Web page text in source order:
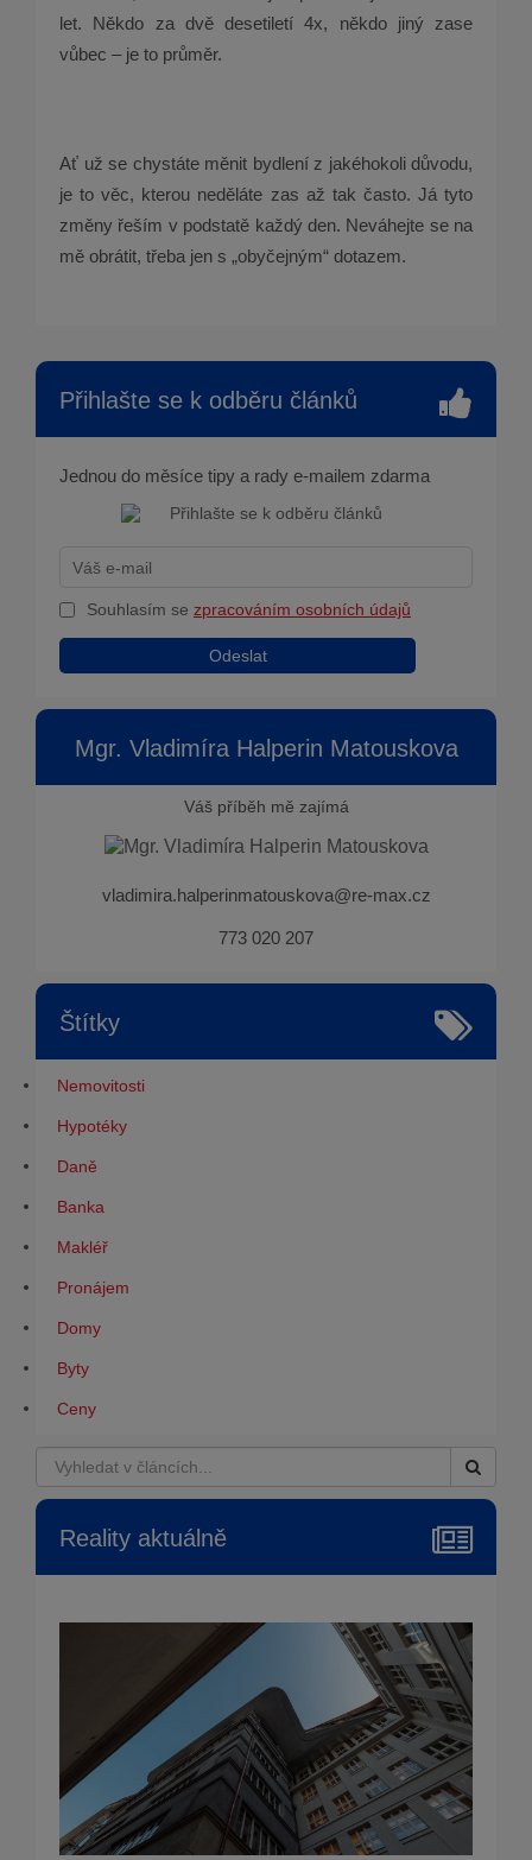
let. Někdo za dvě desetiletí 4x, někdo jiný zase
vůbec – je to průměr.
Ať už se chystáte měnit bydlení z jakéhokoli důvodu,
je to věc, kterou neděláte zas až tak často. Já tyto
změny řeším v podstatě každý den. Neváhejte se na
mě obrátit, třeba jen s „obyčejným“ dotazem.
Přihlašte se k odběru článků
Jednou do měsíce tipy a rady e-mailem zdarma
Souhlasím se zpracováním osobních údajů
Odeslat
Mgr. Vladimíra Halperin Matouskova
Váš příběh mě zajímá
vladimira.halperinmatouskova@re-max.cz
773 020 207
Štítky
Nemovitosti
Hypotéky
Daně
Banka
Makléř
Pronájem
Domy
Byty
Ceny
Reality aktuálně